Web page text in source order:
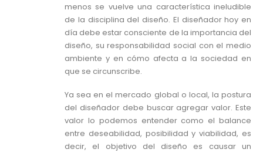
menos se vuelve una característica ineludible
de la disciplina del diseño. El diseñador hoy en
día debe estar consciente de la importancia del
diseño, su responsabilidad social con el medio
ambiente y en cómo afecta a la sociedad en
que se circunscribe.
Ya sea en el mercado global o local, la postura
del diseñador debe buscar agregar valor. Este
valor lo podemos entender como el balance
entre deseabilidad, posibilidad y viabilidad, es
decir, el objetivo del diseño es causar un